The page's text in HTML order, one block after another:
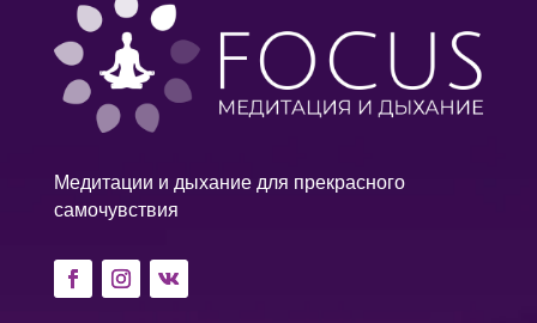
Медитации и дыхание для прекрасного
самочувствия